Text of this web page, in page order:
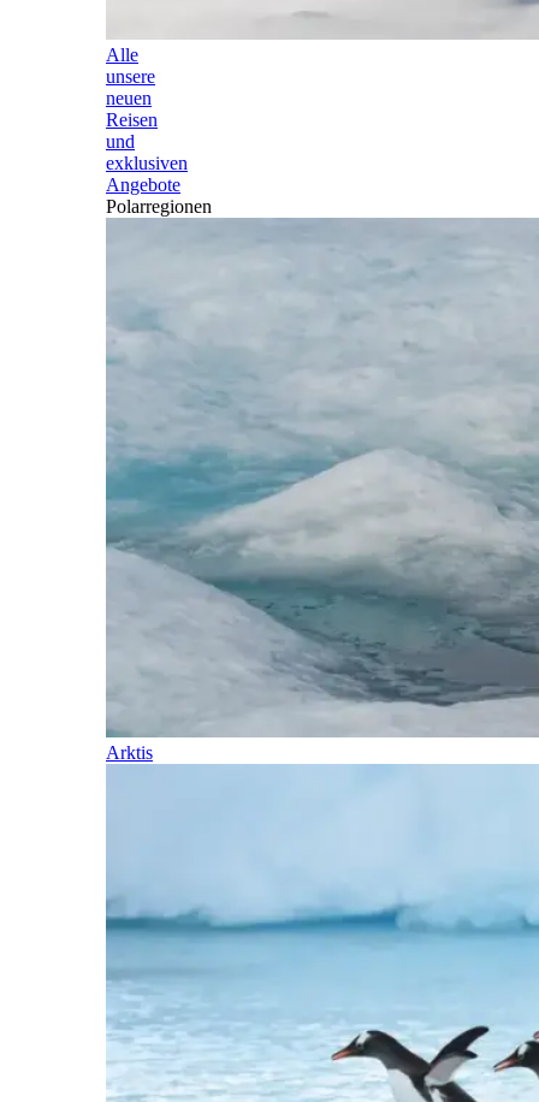
Alle
unsere
neuen
Reisen
und
exklusiven
Angebote
Polarregionen
Arktis